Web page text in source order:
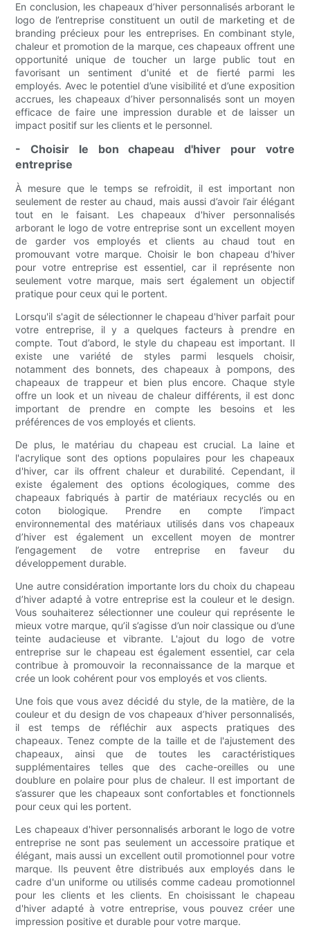
En conclusion, les chapeaux d’hiver personnalisés arborant le
logo de l’entreprise constituent un outil de marketing et de
branding précieux pour les entreprises. En combinant style,
chaleur et promotion de la marque, ces chapeaux offrent une
opportunité unique de toucher un large public tout en
favorisant un sentiment d'unité et de fierté parmi les
employés. Avec le potentiel d’une visibilité et d’une exposition
accrues, les chapeaux d’hiver personnalisés sont un moyen
efficace de faire une impression durable et de laisser un
impact positif sur les clients et le personnel.
- Choisir le bon chapeau d'hiver pour votre
entreprise
À mesure que le temps se refroidit, il est important non
seulement de rester au chaud, mais aussi d’avoir l’air élégant
tout en le faisant. Les chapeaux d'hiver personnalisés
arborant le logo de votre entreprise sont un excellent moyen
de garder vos employés et clients au chaud tout en
promouvant votre marque. Choisir le bon chapeau d'hiver
pour votre entreprise est essentiel, car il représente non
seulement votre marque, mais sert également un objectif
pratique pour ceux qui le portent.
Lorsqu'il s'agit de sélectionner le chapeau d'hiver parfait pour
votre entreprise, il y a quelques facteurs à prendre en
compte. Tout d’abord, le style du chapeau est important. Il
existe une variété de styles parmi lesquels choisir,
notamment des bonnets, des chapeaux à pompons, des
chapeaux de trappeur et bien plus encore. Chaque style
offre un look et un niveau de chaleur différents, il est donc
important de prendre en compte les besoins et les
préférences de vos employés et clients.
De plus, le matériau du chapeau est crucial. La laine et
l'acrylique sont des options populaires pour les chapeaux
d'hiver, car ils offrent chaleur et durabilité. Cependant, il
existe également des options écologiques, comme des
chapeaux fabriqués à partir de matériaux recyclés ou en
coton biologique. Prendre en compte l’impact
environnemental des matériaux utilisés dans vos chapeaux
d’hiver est également un excellent moyen de montrer
l’engagement de votre entreprise en faveur du
développement durable.
Une autre considération importante lors du choix du chapeau
d’hiver adapté à votre entreprise est la couleur et le design.
Vous souhaiterez sélectionner une couleur qui représente le
mieux votre marque, qu’il s’agisse d’un noir classique ou d’une
teinte audacieuse et vibrante. L'ajout du logo de votre
entreprise sur le chapeau est également essentiel, car cela
contribue à promouvoir la reconnaissance de la marque et
crée un look cohérent pour vos employés et vos clients.
Une fois que vous avez décidé du style, de la matière, de la
couleur et du design de vos chapeaux d’hiver personnalisés,
il est temps de réfléchir aux aspects pratiques des
chapeaux. Tenez compte de la taille et de l'ajustement des
chapeaux, ainsi que de toutes les caractéristiques
supplémentaires telles que des cache-oreilles ou une
doublure en polaire pour plus de chaleur. Il est important de
s’assurer que les chapeaux sont confortables et fonctionnels
pour ceux qui les portent.
Les chapeaux d'hiver personnalisés arborant le logo de votre
entreprise ne sont pas seulement un accessoire pratique et
élégant, mais aussi un excellent outil promotionnel pour votre
marque. Ils peuvent être distribués aux employés dans le
cadre d'un uniforme ou utilisés comme cadeau promotionnel
pour les clients et les clients. En choisissant le chapeau
d'hiver adapté à votre entreprise, vous pouvez créer une
impression positive et durable pour votre marque.